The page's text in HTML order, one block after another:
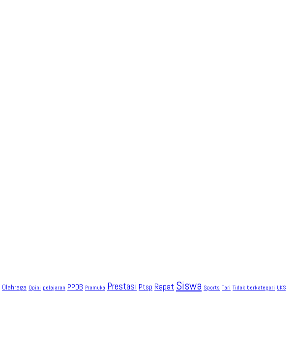
Olahraga Opini pelajaran PPDB Pramuka Prestasi Ptsp Rapat Siswa Sports Tari Tidak berkategori UKS